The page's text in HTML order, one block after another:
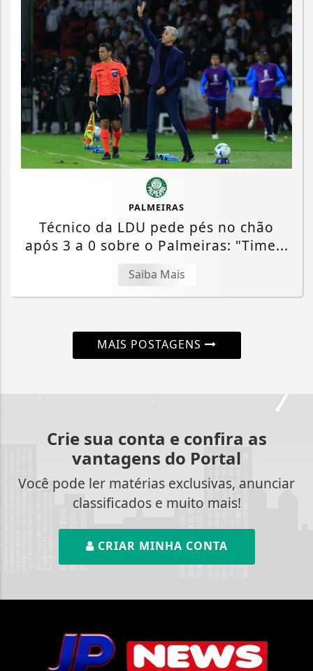
PALMEIRAS
Técnico da LDU pede pés no chão
após 3 a 0 sobre o Palmeiras: "Time...
Saiba Mais
MAIS POSTAGENS
Crie sua conta e confira as
vantagens do Portal
Você pode ler matérias exclusivas, anunciar
classificados e muito mais!
CRIAR MINHA CONTA